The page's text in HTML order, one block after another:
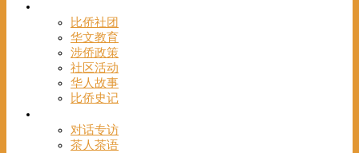
比侨社团
华文教育
涉侨政策
社区活动
华人故事
比侨史记
对话专访
茶人茶语